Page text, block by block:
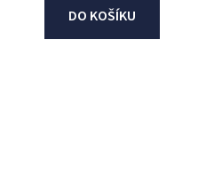
DO KOŠÍKU